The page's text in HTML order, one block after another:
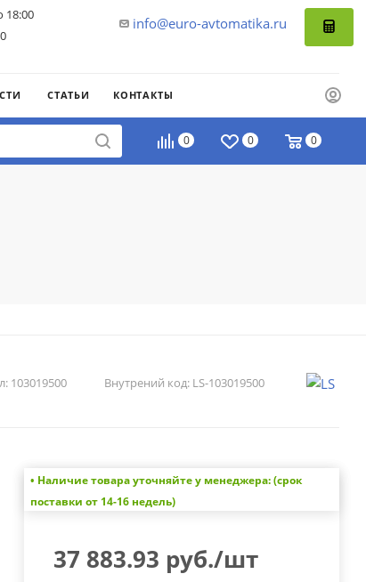
info@euro-avtomatika.ru
18:00
СТАТЬИ КОНТАКТЫ
0 0 0
103019500 Внутрений код: LS-103019500
• Наличие товара уточняйте у менеджера: (срок
поставки от 14-16 недель)
37 883.93 руб./шт